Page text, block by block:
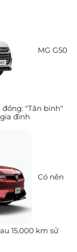
MG G50
"Tân binh"
đình
Có nên
15.000 km sử